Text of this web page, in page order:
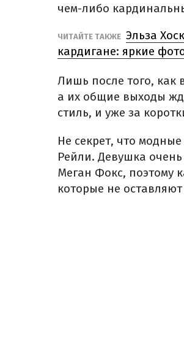
чем-либо
ЧИТАЙТЕ ТАКЖЕ Эльза
кардигане: яркие
Лишь после того, как
а их общие выходы
стиль, и уже за
Не секрет, что
Рейли. Девушка очень
Меган Фокс, поэтому
которые не